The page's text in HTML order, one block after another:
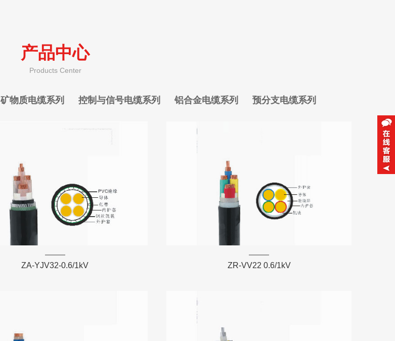
产品中心
Products Center
矿物质电缆系列 控制与信号电缆系列 铝合金电缆系列 预分支电缆系列
ZA-YJV32-0.6/1kV ZR-VV22 0.6/1kV